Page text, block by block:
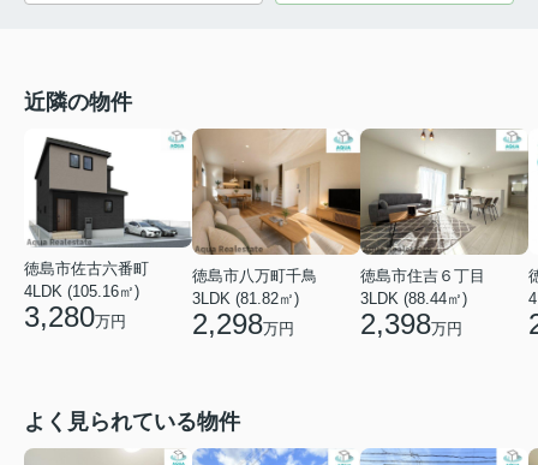
近隣の物件
徳島市佐古六番町
4LDK (105.16㎡)
3,280万円
徳島市八万町千鳥
3LDK (81.82㎡)
2,298万円
徳島市住吉６丁目
3LDK (88.44㎡)
2,398万円
よく見られている物件